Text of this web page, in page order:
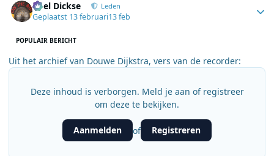
Roel Dickse Leden
Geplaatst 13 februari13 feb
POPULAIR BERICHT
Uit het archief van Douwe Dijkstra, vers van de recorder:
Deze inhoud is verborgen. Meld je aan of registreer
om deze te bekijken.
Aanmelden of Registreren